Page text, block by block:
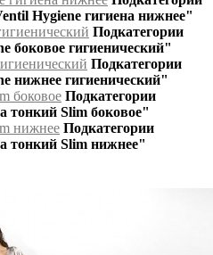
Hygiene гигиена нижнее"
Подкатегории
боковое гигиенический"
Подкатегории
нижнее гигиенический"
боковое Подкатегории
тонкий Slim боковое"
нижнее Подкатегории
тонкий Slim нижнее"